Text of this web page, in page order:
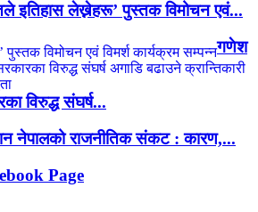
इतिहास लेख्नेहरू’ पुस्तक विमोचन एवं...
गणेश
विरुद्ध संघर्ष...
नेपालको राजनीतिक संकट : कारण,...
Page